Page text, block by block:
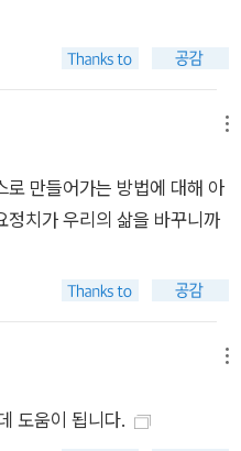
로 만들어가는 방법에 대해 아
정치가 우리의 삶을 바꾸니까
도움이 됩니다.